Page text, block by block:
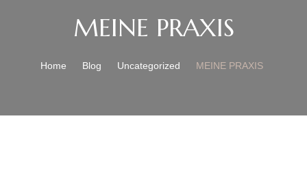
MEINE PRAXIS
Home Blog Uncategorized MEINE PRAXIS